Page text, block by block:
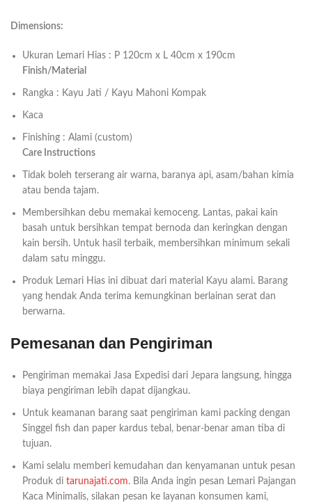
Dimensions:
Ukuran Lemari Hias : P 120cm x L 40cm x 190cm
Finish/Material
Rangka : Kayu Jati / Kayu Mahoni Kompak
Kaca
Finishing : Alami (custom)
Care Instructions
Tidak boleh terserang air warna, baranya api, asam/bahan kimia
atau benda tajam.
Membersihkan debu memakai kemoceng. Lantas, pakai kain
basah untuk bersihkan tempat bernoda dan keringkan dengan
kain bersih. Untuk hasil terbaik, membersihkan minimum sekali
dalam satu minggu.
Produk Lemari Hias ini dibuat dari material Kayu alami. Barang
yang hendak Anda terima kemungkinan berlainan serat dan
berwarna.
Pemesanan dan Pengiriman
Pengiriman memakai Jasa Expedisi dari Jepara langsung, hingga
biaya pengiriman lebih dapat dijangkau.
Untuk keamanan barang saat pengiriman kami packing dengan
Singgel fish dan paper kardus tebal, benar-benar aman tiba di
tujuan.
Kami selalu memberi kemudahan dan kenyamanan untuk pesan
Produk di tarunajati.com. Bila Anda ingin pesan Lemari Pajangan
Kaca Minimalis, silakan pesan ke layanan konsumen kami,